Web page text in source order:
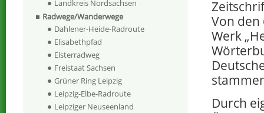
Von
Werk
Durch
Landkreis Nordsachsen
Radwege/Wanderwege
Dahlener-Heide-Radroute
Elisabethpfad
Elsterradweg
Freistaat Sachsen
Grüner Ring Leipzig
Leipzig-Elbe-Radroute
Leipziger Neuseenland